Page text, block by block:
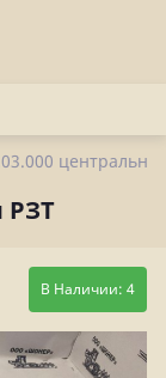
РЗТ
В Наличии: 4